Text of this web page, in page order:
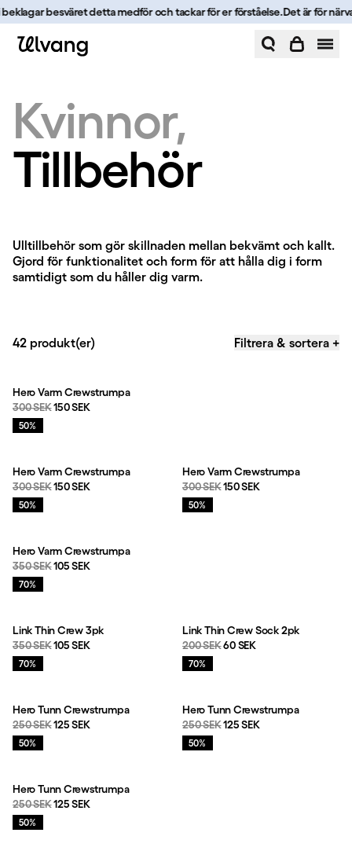
Hoppa till innehåll
besväret detta medför och tackar för er förståelse.Det är för
Tillbehör
Kvinnor
Tillbehör
Ulltillbehör som gör skillnaden mellan bekvämt och kallt.
Gjord för funktionalitet och form för att hålla dig i form
samtidigt som du håller dig varm.
42 produkt(er) Filtrera & sortera +
Hero Varm Crewstrumpa
Originalpris:
300 SEKReapris:
150 SEK
Rea:
50%
Hero Varm Crewstrumpa
Originalpris:
300 SEKReapris:
150 SEK
Rea:
50%
Hero Varm Crewstrumpa
Originalpris:
300 SEKReapris:
150 SEK
Rea:
50%
Hero Varm Crewstrumpa
Originalpris:
350 SEKReapris:
105 SEK
Rea:
70%
Link Thin Crew 3pk
Originalpris:
350 SEKReapris:
105 SEK
Rea:
70%
Link Thin Crew Sock 2pk
Originalpris:
200 SEKReapris
60 SEK
Rea:
70%
Hero Tunn Crewstrumpa
Originalpris:
250 SEKReapris:
125 SEK
Rea:
50%
Hero Tunn Crewstrumpa
Originalpris:
250 SEKReapris:
125 SEK
Rea:
50%
Hero Tunn Crewstrumpa
Originalpris:
250 SEKReapris:
125 SEK
Rea:
50%